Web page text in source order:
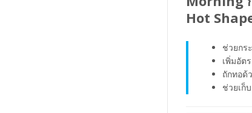
Hot
ช่วยกร
เพิ่มอัต
ถักทอด้
ช่วยเก็